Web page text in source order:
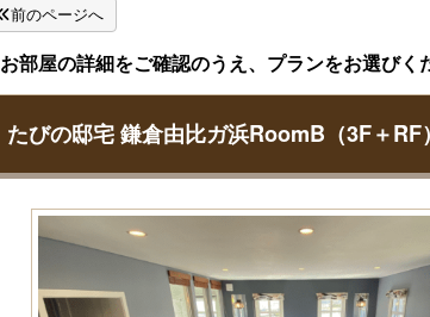
前のページへ
お部屋の詳細をご確認のうえ、プランをお選びく
たびの邸宅 鎌倉由比ガ浜RoomB（3F＋RF